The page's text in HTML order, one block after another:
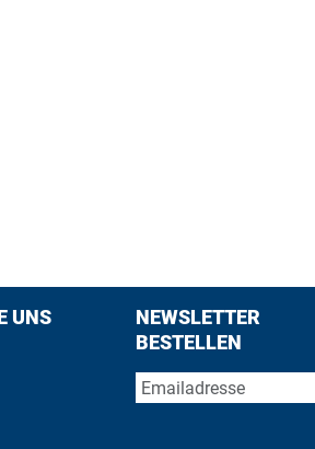
UNS
NEWSLETTER
BESTELLEN